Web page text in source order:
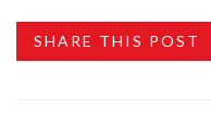
SHARE THIS POST